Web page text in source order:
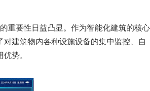
要性日益凸显。作为智能化建筑的核心
建筑物内各种设施设备的集中监控、自
势。